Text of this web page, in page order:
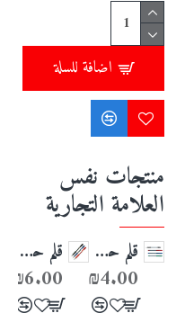
اضافة للسلة
منتجات نفس
العلامة التجارية
قلم حبر PILOT BPS-GP GRIP M
₪4.00
قلم حبر جل كبسة PILOT-BL-G2-5
₪6.00